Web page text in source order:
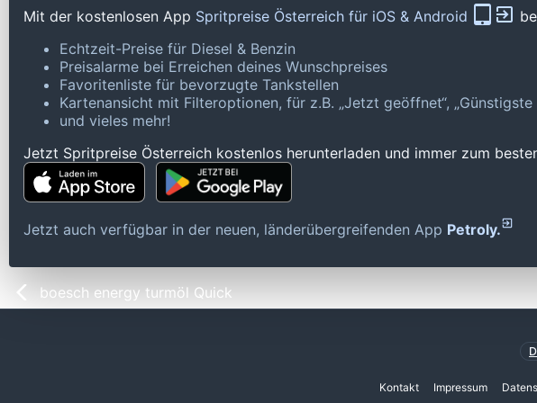
Mit der kostenlosen App Spritpreise Österreich für iOS & Android
Echtzeit-Preise für Diesel & Benzin
Preisalarme bei Erreichen deines Wunschpreises
Favoritenliste für bevorzugte Tankstellen
Kartenansicht mit Filteroptionen, für z.B. „Jetzt geöffnet“,
und vieles mehr!
Jetzt Spritpreise Österreich kostenlos herunterladen und immer zum
Jetzt auch verfügbar in der neuen, länderübergreifenden App Petroly.
boesch energy turmöl Quick
Kontakt Impressum